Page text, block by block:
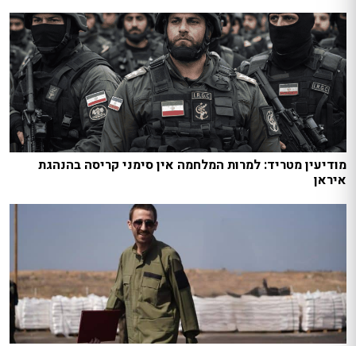
מודיעין מטריד: למרות המלחמה אין סימני קריסה בהנהגת
איראן